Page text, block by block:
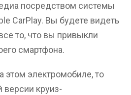
посредством системы
CarPlay. Вы будете видеть
то, что вы привыкли
смартфона.
этом электромобиле, то
версии круиз-